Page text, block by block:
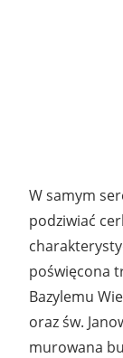
W samym
podziwiać
poświęcona
Bazylemu
oraz św.
murowana